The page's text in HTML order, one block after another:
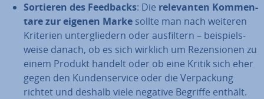
Sortieren des Feedbacks: Die re­le­van­ten Kom­men­
ta­re zur eigenen Marke sollte man nach weiteren
Kriterien un­ter­glie­dern oder aus­fil­tern – bei­spiels­
wei­se danach, ob es sich wirklich um Re­zen­sio­nen zu
einem Produkt handelt oder ob eine Kritik sich eher
gegen den Kun­den­ser­vice oder die Ver­pa­ckung
richtet und deshalb viele negative Begriffe enthält.